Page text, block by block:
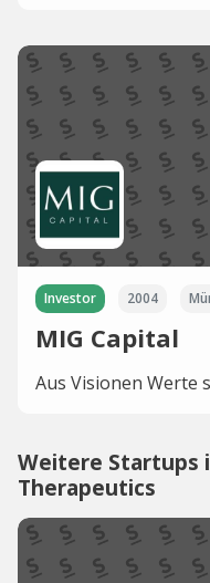
Investor 2004
MIG Capital
Aus Visionen Werte
Weitere Startups
Therapeutics